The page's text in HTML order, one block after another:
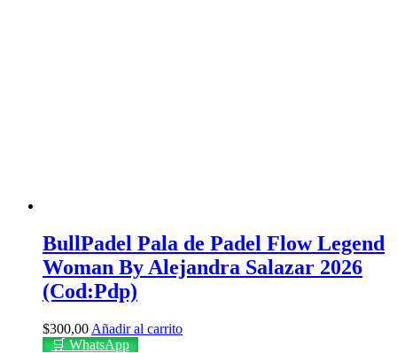
BullPadel Pala de Padel Flow Legend
Woman By Alejandra Salazar 2026
(Cod:Pdp)
$300,00 Añadir al carrito
🛒 WhatsApp